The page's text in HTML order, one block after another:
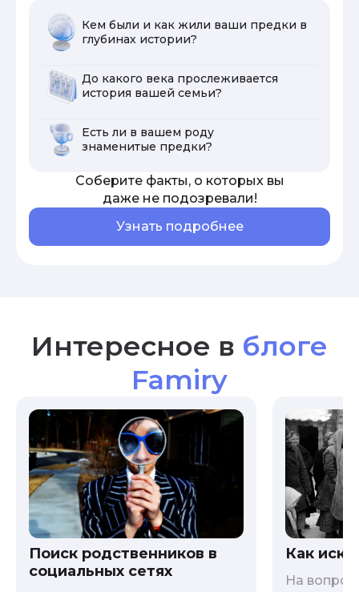
Кем были и как жили ваши предки в
глубинах истории?
До какого века прослеживается
история вашей семьи?
Есть ли в вашем роду
знаменитые предки?
Соберите факты, о которых вы
даже не подозревали!
Узнать подробнее
Интересное в блоге
Famiry
Поиск родственников в
социальных сетях
Как
На вопрос